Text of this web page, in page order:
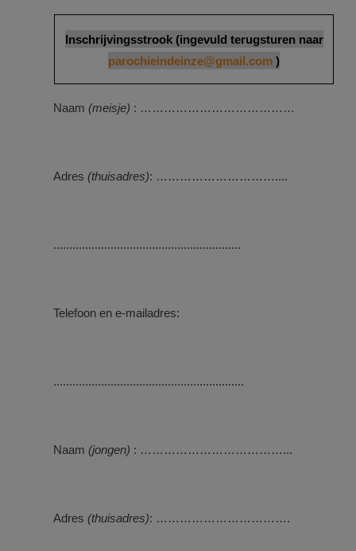
Inschrijvingsstrook (ingevuld terugsturen naar
parochieindeinze@gmail.com )
Naam (meisje) : …………………………………
Adres (thuisadres): …………………………....
...........................................................
Telefoon en e-mailadres:
............................................................
Naam (jongen) : ………………………………...
Adres (thuisadres): …………………………….